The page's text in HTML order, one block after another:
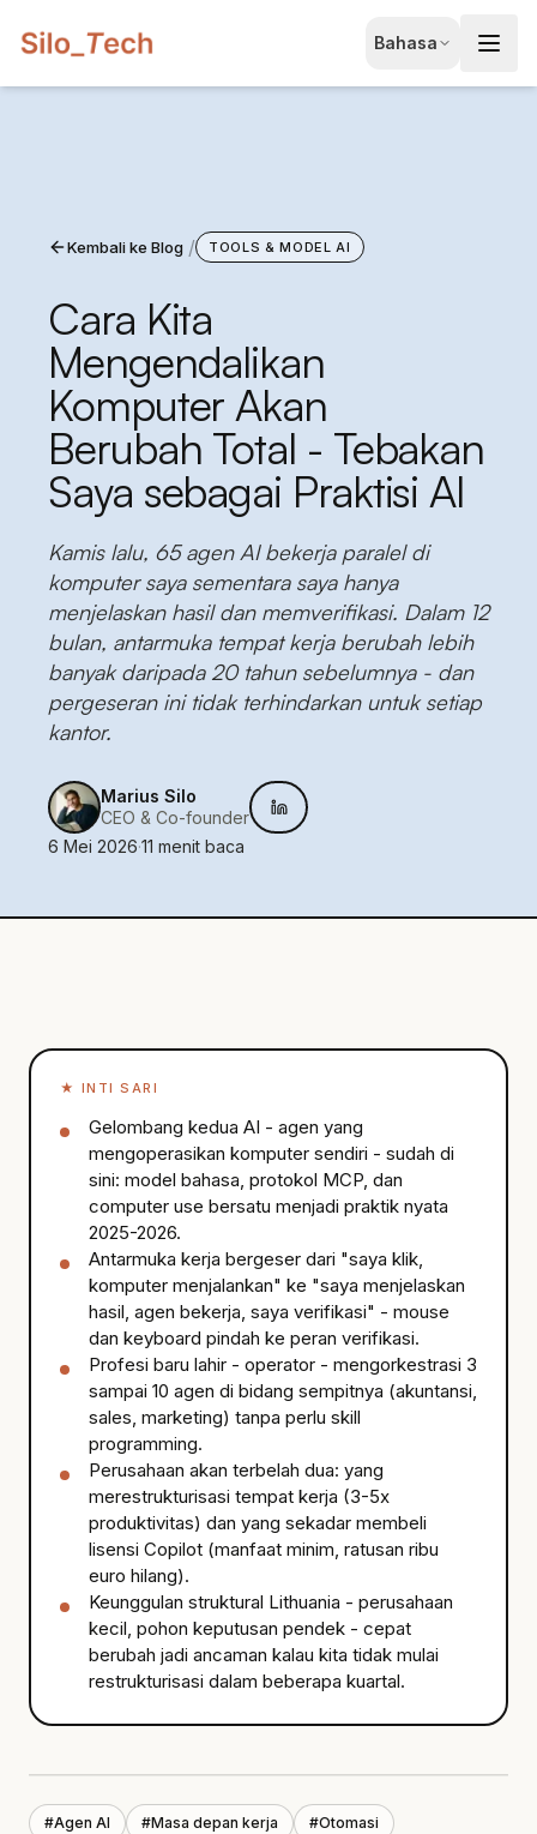
Bahasa
EN
Pesan Konsultasi Gratis
Kembali ke Blog / TOOLS & MODEL AI
Cara Kita
Mengendalikan
Komputer Akan
Berubah Total - Tebakan
Saya sebagai Praktisi AI
Kamis lalu, 65 agen AI bekerja paralel di
komputer saya sementara saya hanya
menjelaskan hasil dan memverifikasi. Dalam 12
bulan, antarmuka tempat kerja berubah lebih
banyak daripada 20 tahun sebelumnya - dan
pergeseran ini tidak terhindarkan untuk setiap
kantor.
Marius Silo
CEO & Co-founder
6 Mei 2026·11 menit baca
★ INTI SARI
Gelombang kedua AI - agen yang
mengoperasikan komputer sendiri - sudah di
sini: model bahasa, protokol MCP, dan
computer use bersatu menjadi praktik nyata
2025-2026.
Antarmuka kerja bergeser dari "saya klik,
komputer menjalankan" ke "saya menjelaskan
hasil, agen bekerja, saya verifikasi" - mouse
dan keyboard pindah ke peran verifikasi.
Profesi baru lahir - operator - mengorkestrasi 3
sampai 10 agen di bidang sempitnya (akuntansi,
sales, marketing) tanpa perlu skill
programming.
Perusahaan akan terbelah dua: yang
merestrukturisasi tempat kerja (3-5x
produktivitas) dan yang sekadar membeli
lisensi Copilot (manfaat minim, ratusan ribu
euro hilang).
Keunggulan struktural Lithuania - perusahaan
kecil, pohon keputusan pendek - cepat
berubah jadi ancaman kalau kita tidak mulai
restrukturisasi dalam beberapa kuartal.
#Agen AI #Masa depan kerja #Otomasi